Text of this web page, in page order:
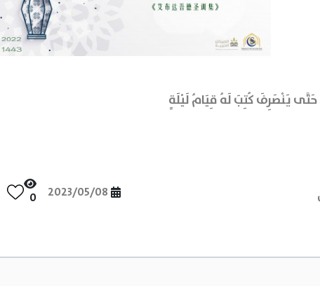
يَنْصَرِفَ كُتِبَ لَهُ قِيَامُ لَيْلَةٍ
2023/05/08
0